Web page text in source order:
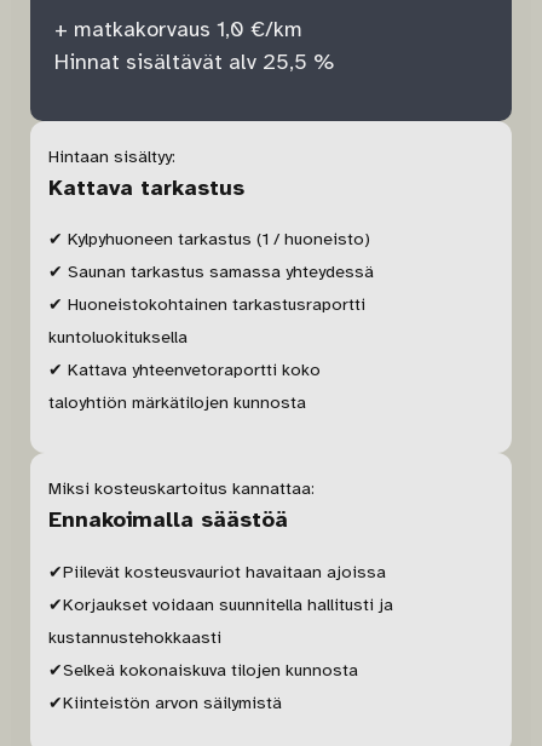
+ matkakorvaus 1,0 €/km
Hinnat sisältävät alv 25,5 %
Hintaan sisältyy:
Kattava tarkastus
✔ Kylpyhuoneen tarkastus (1 / huoneisto)
✔ Saunan tarkastus samassa yhteydessä
✔ Huoneistokohtainen tarkastusraportti
kuntoluokituksella
✔ Kattava yhteenvetoraportti koko
taloyhtiön märkätilojen kunnosta
Miksi kosteuskartoitus kannattaa:
Ennakoimalla säästöä
✔Piilevät kosteusvauriot havaitaan ajoissa
✔Korjaukset voidaan suunnitella hallitusti ja
kustannustehokkaasti
✔Selkeä kokonaiskuva tilojen kunnosta
✔Kiinteistön arvon säilymistä